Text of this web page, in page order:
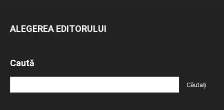
ALEGEREA EDITORULUI
Caută